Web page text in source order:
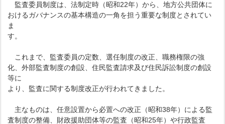
監査委員制度は、法制定時（昭和22年）から、地方公共団体に
おけるガバナンスの基本構造の一角を担う重要な制度とされてい
ま
す。
これまで、監査委員の定数、選任制度の改正、職務権限の強
化、外部監査制度の創設、住民監査請求及び住民訴訟制度の創設
等に
より、監査に関する制度改正が行われてきました。
主なものは、任意設置から必置への改正（昭和38年）による監
査制度の整備、財政援助団体等の監査（昭和25年）や行政監査